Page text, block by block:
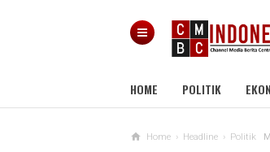
HOME POLITIK
Home › Headline › Politik